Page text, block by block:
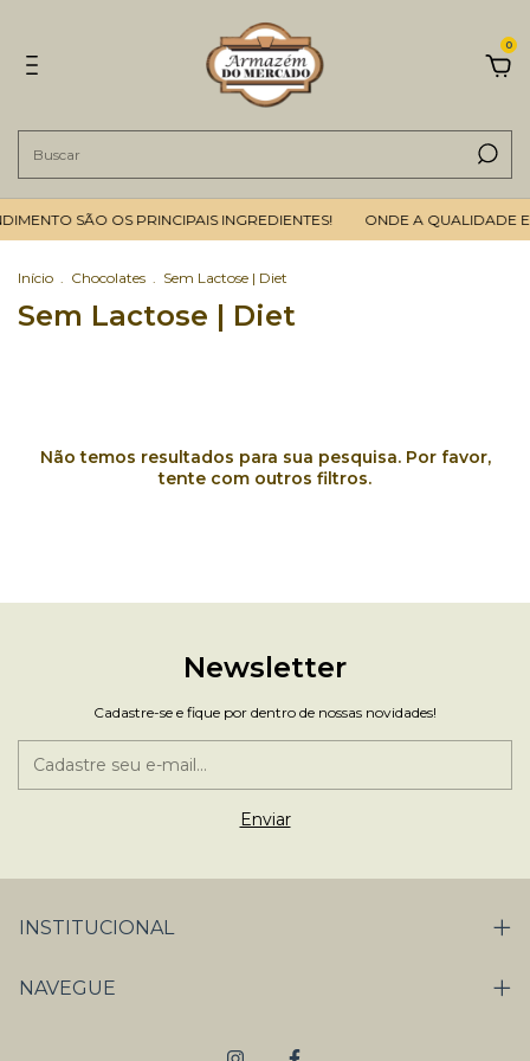
0
SÃO OS PRINCIPAIS INGREDIENTES! ONDE A QUALIDADE
Início . Chocolates . Sem Lactose | Diet
Sem Lactose | Diet
Não temos resultados para sua pesquisa. Por favor,
tente com outros filtros.
Newsletter
Cadastre-se e fique por dentro de nossas novidades!
INSTITUCIONAL
NAVEGUE